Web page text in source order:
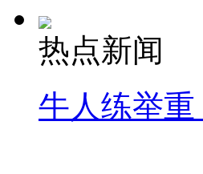
热点新闻
牛人练举